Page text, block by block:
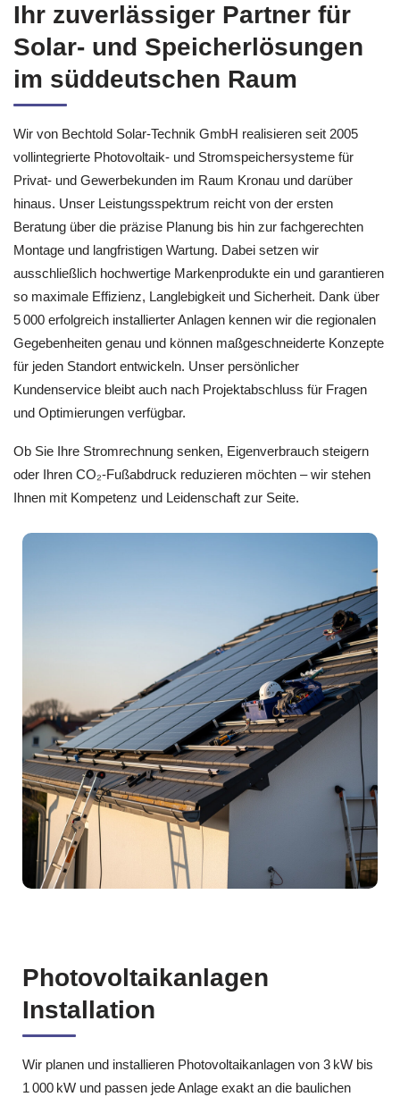
Ihr zuverlässiger Partner für
Solar‑ und Speicherlösungen
im süddeutschen Raum
Wir von Bechtold Solar‑Technik GmbH realisieren seit 2005
vollintegrierte Photovoltaik‑ und Stromspeichersysteme für
Privat‑ und Gewerbekunden im Raum Kronau und darüber
hinaus. Unser Leistungsspektrum reicht von der ersten
Beratung über die präzise Planung bis hin zur fachgerechten
Montage und langfristigen Wartung. Dabei setzen wir
ausschließlich hochwertige Markenprodukte ein und garantieren
so maximale Effizienz, Langlebigkeit und Sicherheit. Dank über
5 000 erfolgreich installierter Anlagen kennen wir die regionalen
Gegebenheiten genau und können maßgeschneiderte Konzepte
für jeden Standort entwickeln. Unser persönlicher
Kundenservice bleibt auch nach Projektabschluss für Fragen
und Optimierungen verfügbar.
Ob Sie Ihre Stromrechnung senken, Eigenverbrauch steigern
oder Ihren CO₂‑Fußabdruck reduzieren möchten – wir stehen
Ihnen mit Kompetenz und Leidenschaft zur Seite.
Photovoltaikanlagen
Installation
Wir planen und installieren Photovoltaikanlagen von 3 kW bis
1 000 kW und passen jede Anlage exakt an die baulichen